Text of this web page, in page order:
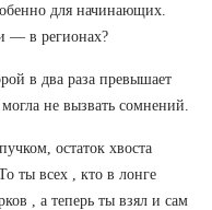
для начинающих.
— в регионах?
в два раза превышает
не вызвать сомнений.
остаток хвоста
ты всех , кто в лонге
, а теперь ты взял и сам